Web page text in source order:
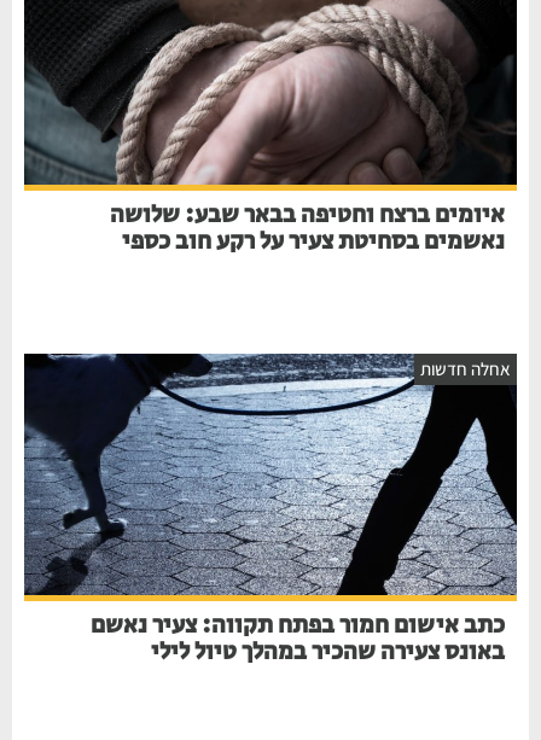
איומים ברצח וחטיפה בבאר שבע: שלושה
נאשמים בסחיטת צעיר על רקע חוב כספי
חדשות
כתב אישום חמור בפתח תקווה: צעיר נאשם
באונס צעירה שהכיר במהלך טיול לילי